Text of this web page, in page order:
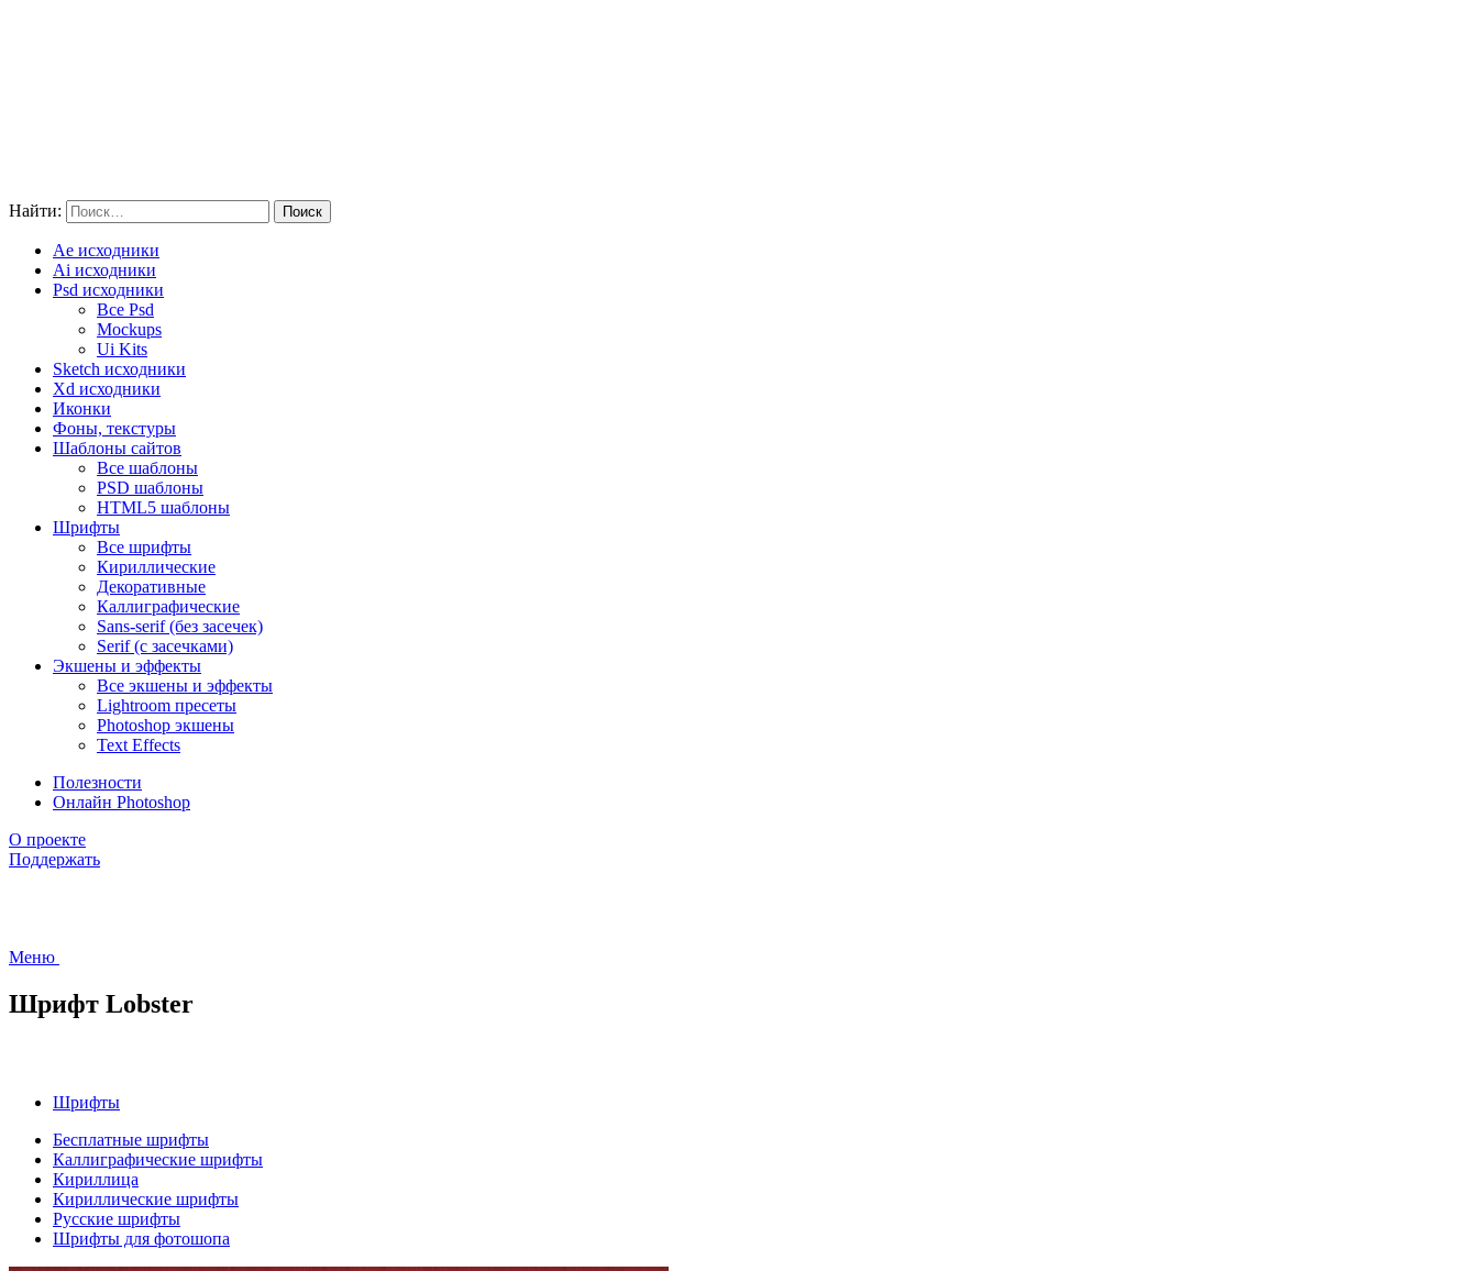
Найти:
Ae исходники
Ai исходники
Psd исходники
Все Psd
Mockups
Ui Kits
Sketch исходники
Xd исходники
Иконки
Фоны, текстуры
Шаблоны сайтов
Все шаблоны
PSD шаблоны
HTML5 шаблоны
Шрифты
Все шрифты
Кириллические
Декоративные
Каллиграфические
Sans-serif (без засечек)
Serif (с засечками)
Экшены и эффекты
Все экшены и эффекты
Lightroom пресеты
Photoshop экшены
Text Effects
Полезности
Онлайн Photoshop
О проекте
Поддержать
Меню
Шрифт Lobster
Шрифты
Бесплатные шрифты
Каллиграфические шрифты
Кириллица
Кириллические шрифты
Русские шрифты
Шрифты для фотошопа